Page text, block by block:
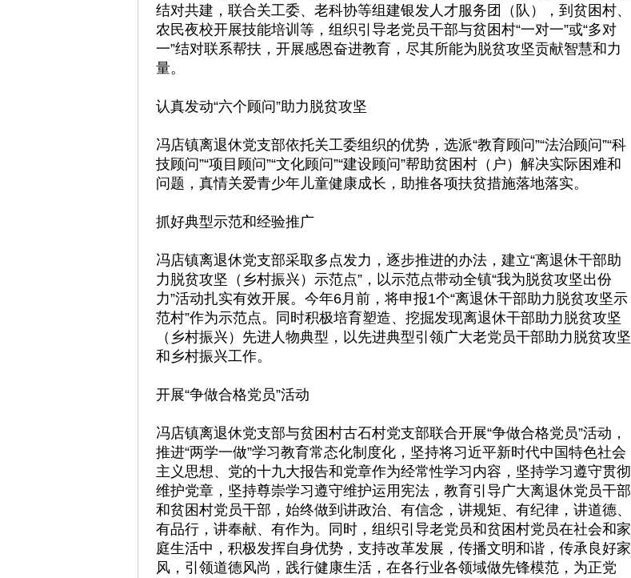
结对共建，联合关工委、老科协等组建银发人才服务团（队），到贫困村、
农民夜校开展技能培训等，组织引导老党员干部与贫困村“一对一”或“多对
一”结对联系帮扶，开展感恩奋进教育，尽其所能为脱贫攻坚贡献智慧和力
量。
认真发动“六个顾问”助力脱贫攻坚
冯店镇离退休党支部依托关工委组织的优势，选派“教育顾问”“法治顾问”“科
技顾问”“项目顾问”“文化顾问”“建设顾问”帮助贫困村（户）解决实际困难和
问题，真情关爱青少年儿童健康成长，助推各项扶贫措施落地落实。
抓好典型示范和经验推广
冯店镇离退休党支部采取多点发力，逐步推进的办法，建立“离退休干部助
力脱贫攻坚（乡村振兴）示范点”，以示范点带动全镇“我为脱贫攻坚出份
力”活动扎实有效开展。今年6月前，将申报1个“离退休干部助力脱贫攻坚示
范村”作为示范点。同时积极培育塑造、挖掘发现离退休干部助力脱贫攻坚
（乡村振兴）先进人物典型，以先进典型引领广大老党员干部助力脱贫攻坚
和乡村振兴工作。
开展“争做合格党员”活动
冯店镇离退休党支部与贫困村古石村党支部联合开展“争做合格党员”活动，
推进“两学一做”学习教育常态化制度化，坚持将习近平新时代中国特色社会
主义思想、党的十九大报告和党章作为经常性学习内容，坚持学习遵守贯彻
维护党章，坚持尊崇学习遵守维护运用宪法，教育引导广大离退休党员干部
和贫困村党员干部，始终做到讲政治、有信念，讲规矩、有纪律，讲道德、
有品行，讲奉献、有作为。同时，组织引导老党员和贫困村党员在社会和家
庭生活中，积极发挥自身优势，支持改革发展，传播文明和谐，传承良好家
风，引领道德风尚，践行健康生活，在各行业各领域做先锋模范，为正党